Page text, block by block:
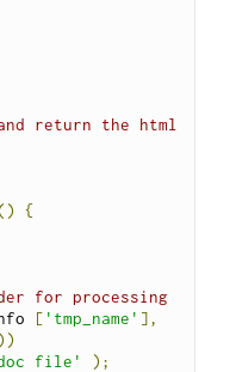
return the html
{
for processing
[ 'tmp_name' ],
))
file' );